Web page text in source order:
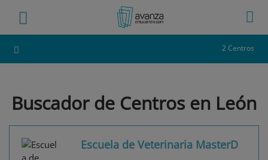
2 Centros
Buscador de Centros en León
Escuela de Veterinaria MasterD